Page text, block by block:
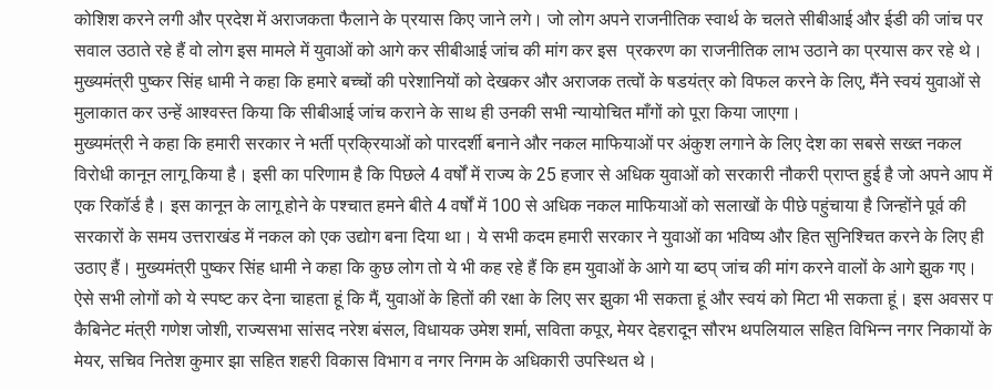
कोशिश करने लगी और प्रदेश में अराजकता फैलाने के प्रयास किए जाने लगे। जो लोग अपने राजनीतिक स्वार्थ के चलते सीबीआई और ईडी की जांच पर
सवाल उठाते रहे हैं वो लोग इस मामले में युवाओं को आगे कर सीबीआई जांच की मांग कर इस प्रकरण का राजनीतिक लाभ उठाने का प्रयास कर रहे थे।
मुख्यमंत्री पुष्कर सिंह धामी ने कहा कि हमारे बच्चों की परेशानियों को देखकर और अराजक तत्वों के षडयंत्र को विफल करने के लिए, मैंने स्वयं युवाओं से
मुलाकात कर उन्हें आश्वस्त किया कि सीबीआई जांच कराने के साथ ही उनकी सभी न्यायोचित माँगों को पूरा किया जाएगा।
मुख्यमंत्री ने कहा कि हमारी सरकार ने भर्ती प्रक्रियाओं को पारदर्शी बनाने और नकल माफियाओं पर अंकुश लगाने के लिए देश का सबसे सख्त नकल
विरोधी कानून लागू किया है। इसी का परिणाम है कि पिछले 4 वर्षों में राज्य के 25 हजार से अधिक युवाओं को सरकारी नौकरी प्राप्त हुई है जो अपने आप में
एक रिकॉर्ड है। इस कानून के लागू होने के पश्चात हमने बीते 4 वर्षों में 100 से अधिक नकल माफियाओं को सलाखों के पीछे पहुंचाया है जिन्होंने पूर्व की
सरकारों के समय उत्तराखंड में नकल को एक उद्योग बना दिया था। ये सभी कदम हमारी सरकार ने युवाओं का भविष्य और हित सुनिश्चित करने के लिए ही
उठाए हैं। मुख्यमंत्री पुष्कर सिंह धामी ने कहा कि कुछ लोग तो ये भी कह रहे हैं कि हम युवाओं के आगे या ब्ठप् जांच की मांग करने वालों के आगे झुक गए।
ऐसे सभी लोगों को ये स्पष्ट कर देना चाहता हूं कि मैं, युवाओं के हितों की रक्षा के लिए सर झुका भी सकता हूं और स्वयं को मिटा भी सकता हूं। इस अवसर
कैबिनेट मंत्री गणेश जोशी, राज्यसभा सांसद नरेश बंसल, विधायक उमेश शर्मा, सविता कपूर, मेयर देहरादून सौरभ थपलियाल सहित विभिन्न नगर निकायों के
मेयर, सचिव नितेश कुमार झा सहित शहरी विकास विभाग व नगर निगम के अधिकारी उपस्थित थे।